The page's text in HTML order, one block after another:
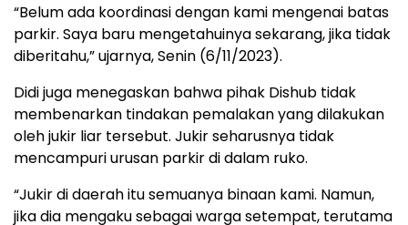
“Belum ada koordinasi dengan kami mengenai batas
parkir. Saya baru mengetahuinya sekarang, jika tidak
diberitahu,” ujarnya, Senin (6/11/2023).
Didi juga menegaskan bahwa pihak Dishub tidak
membenarkan tindakan pemalakan yang dilakukan
oleh jukir liar tersebut. Jukir seharusnya tidak
mencampuri urusan parkir di dalam ruko.
“Jukir di daerah itu semuanya binaan kami. Namun,
jika dia mengaku sebagai warga setempat, terutama